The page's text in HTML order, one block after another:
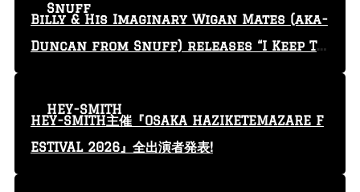
Billy & His Imaginary Wigan Mates (aka-
Duncan from Snuff) releases “I Keep Tr
Snuff
HEY-SMITH主催『OSAKA HAZIKETEMAZARE F
ESTIVAL 2026』全出演者発表!
HEY-SMITH